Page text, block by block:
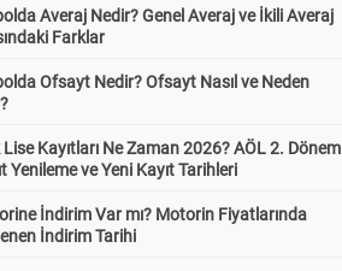
Averaj Nedir? Genel Averaj ve İkili Averaj
Farklar
Ofsayt Nedir? Ofsayt Nasıl ve Neden
Lise Kayıtları Ne Zaman 2026? AÖL 2. Dönem
Yenileme ve Yeni Kayıt Tarihleri
İndirim Var mı? Motorin Fiyatlarında
İndirim Tarihi